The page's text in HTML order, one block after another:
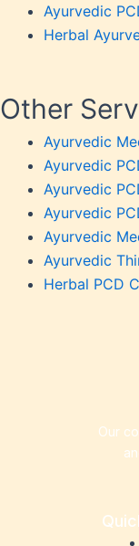
Ayurvedic
Herbal
Other
Ayurvedic
Ayurvedic
Ayurvedic
Ayurvedic
Ayurvedic
Ayurvedic
Herbal PCD
Our